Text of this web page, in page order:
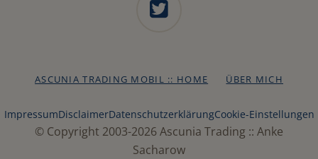
NAVIGATION
ASCUNIA TRADING MOBIL :: HOME ÜBER MICH
ImpressumDisclaimerDatenschutzerklärungCookie-Einstellungen
© Copyright 2003-2026 Ascunia Trading :: Anke
Sacharow